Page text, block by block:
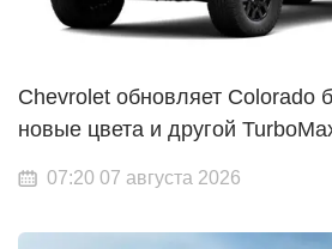
Chevrolet обновляет Colorado
новые цвета и другой
07:20 07 августа 2026